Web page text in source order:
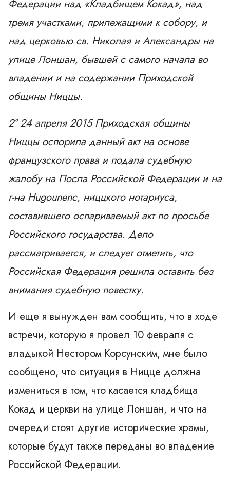
Федерации над «Кладбищем Кокад», над
тремя участками, прилежащими к собору, и
над церковью св. Николая и Александры на
улице Лоншан, бывшей с самого начала во
владении и на содержании Приходской
общины Ниццы.
2° 24 апреля 2015 Приходская общины
Ниццы оспорила данный акт на основе
французского права и подала судебную
жалобу на Посла Российской Федерации и на
г-на Hugounenc, ниццкого нотариуса,
составившего оспариваемый акт по просьбе
Российского государства. Дело
рассматривается, и следует отметить, что
Российская Федерация решила оставить без
внимания судебную повестку.
И еще я вынужден вам сообщить, что в ходе
встречи, которую я провел 10 февраля с
владыкой Нестором Корсунским, мне было
сообщено, что ситуация в Ницце должна
измениться в том, что касается кладбища
Кокад и церкви на улице Лоншан, и что на
очереди стоят другие исторические храмы,
которые будут также переданы во владение
Российской Федерации.